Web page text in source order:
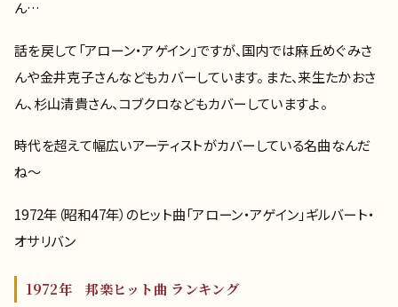
ん…
話を戻して「アローン・アゲイン」ですが、国内では麻丘めぐみさ
んや金井克子さんなどもカバーしています。 また、来生たかおさ
ん、杉山清貴さん、コブクロなどもカバーしていますよ。
時代を超えて幅広いアーティストがカバーしている名曲なんだ
ね～
1972年（昭和47年）のヒット曲「アローン・アゲイン」ギルバート・
オサリバン
1972年 邦楽ヒット曲 ランキング